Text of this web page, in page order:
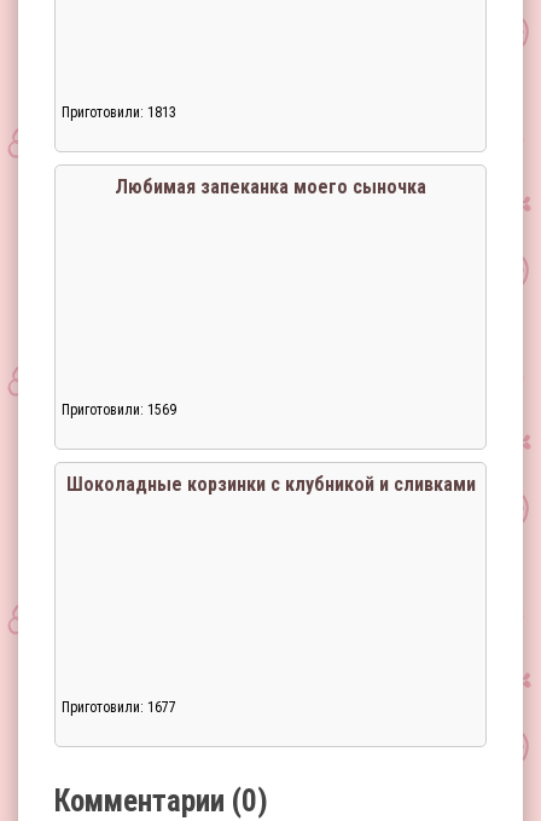
Приготовили: 1813
Любимая запеканка моего сыночка
Приготовили: 1569
Шоколадные корзинки с клубникой и сливками
Приготовили: 1677
Комментарии (0)